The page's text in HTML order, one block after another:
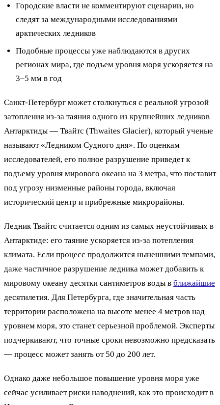
Городские власти не комментируют сценарии, но
следят за международными исследованиями
арктических ледников
Подобные процессы уже наблюдаются в других
регионах мира, где подъем уровня моря ускоряется на
3–5 мм в год
Санкт-Петербург может столкнуться с реальной угрозой
затопления из-за таяния одного из крупнейших ледников
Антарктиды — Твайтс (Thwaites Glacier), который ученые
называют «Ледником Судного дня». По оценкам
исследователей, его полное разрушение приведет к
подъему уровня мирового океана на 3 метра, что поставит
под угрозу низменные районы города, включая
исторический центр и прибрежные микрорайоны.
Ледник Твайтс считается одним из самых неустойчивых в
Антарктиде: его таяние ускоряется из-за потепления
климата. Если процесс продолжится нынешними темпами,
даже частичное разрушение ледника может добавить к
мировому океану десятки сантиметров воды в ближайшие
десятилетия. Для Петербурга, где значительная часть
территории расположена на высоте менее 4 метров над
уровнем моря, это станет серьезной проблемой. Эксперты
подчеркивают, что точные сроки невозможно предсказать
— процесс может занять от 50 до 200 лет.
Однако даже небольшое повышение уровня моря уже
сейчас усиливает риски наводнений, как это происходит в